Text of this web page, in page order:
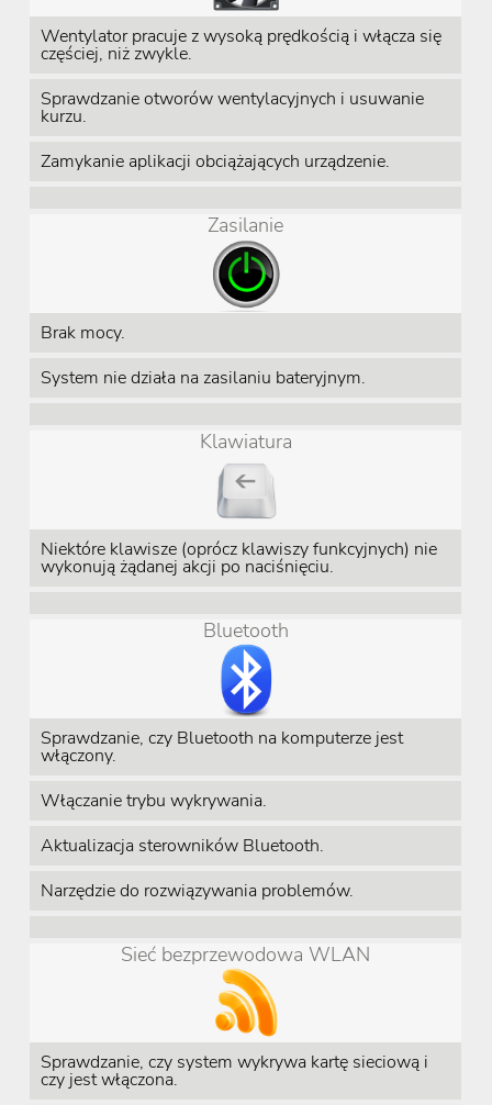
Wentylator pracuje z wysoką prędkością i włącza się
częściej, niż zwykle.
Sprawdzanie otworów wentylacyjnych i usuwanie
kurzu.
Zamykanie aplikacji obciążających urządzenie.
Zasilanie
Brak mocy.
System nie działa na zasilaniu bateryjnym.
Klawiatura
Niektóre klawisze (oprócz klawiszy funkcyjnych) nie
wykonują żądanej akcji po naciśnięciu.
Bluetooth
Sprawdzanie, czy Bluetooth na komputerze jest
włączony.
Włączanie trybu wykrywania.
Aktualizacja sterowników Bluetooth.
Narzędzie do rozwiązywania problemów.
Sieć bezprzewodowa WLAN
Sprawdzanie, czy system wykrywa kartę sieciową i
czy jest włączona.